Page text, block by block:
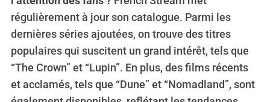
régulièrement à jour son catalogue. Parmi les
dernières séries ajoutées, on trouve des titres
populaires qui suscitent un grand intérêt, tels que
“The Crown” et “Lupin”. En plus, des films récents
et acclamés, tels que “Dune” et “Nomadland”, sont